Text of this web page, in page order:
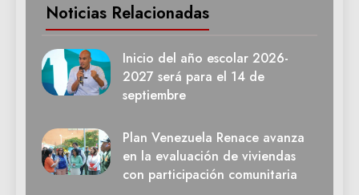
Noticias Relacionadas
Inicio del año escolar 2026-
2027 será para el 14 de
septiembre
Plan Venezuela Renace avanza
en la evaluación de viviendas
con participación comunitaria